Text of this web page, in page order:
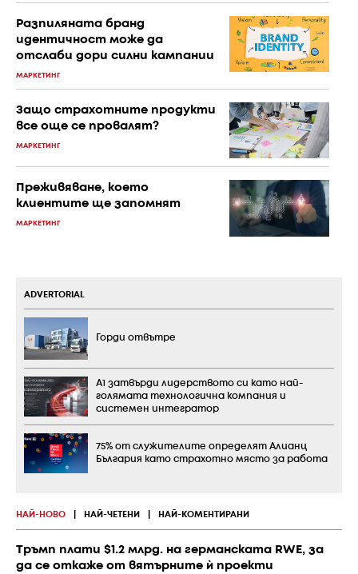
Разпиляната бранд
идентичност може да
отслаби дори силни кампании
МАРКЕТИНГ
Защо страхотните продукти
все още се провалят?
МАРКЕТИНГ
Преживяване, което
клиентите ще запомнят
МАРКЕТИНГ
НАЙ-НОВО НАЙ-ЧЕТЕНИ НАЙ-КОМЕНТИРАНИ
Тръмп плати $1.2 млрд. на германската RWE, за
да се откаже от вятърните ѝ проекти
ADVERTORIAL
Горди отвътре
А1 затвърди лидерството си като най-
голямата технологична компания и
системен интегратор
75% от служителите определят Алианц
България като страхотно място за работа